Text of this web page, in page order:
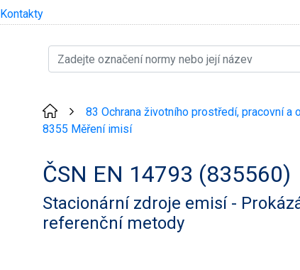
Kontakty
83 Ochrana životního prostředí, pracovní
8355 Měření imisí
ČSN EN 14793 (835560)
Stacionární zdroje emisí -
referenční metody